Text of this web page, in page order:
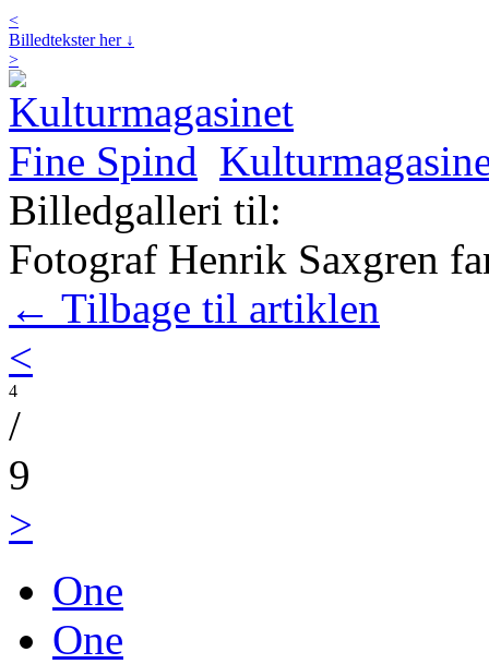
<
Billedtekster her ↓
>
Billedgalleri til:
Fotograf Henrik Saxgren
← Tilbage til artiklen
<
4
/
9
>
One
One